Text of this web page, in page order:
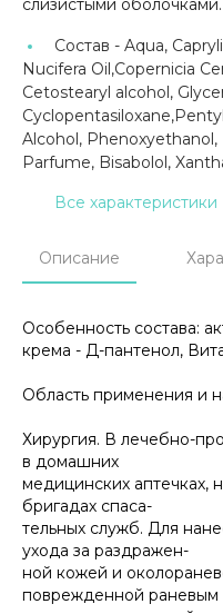
слизистыми оболочками.
Состав - Aqua,
Nucifera Oil,Copernicia
Сetostearyl alcohol,
Alcohol,
Parfume, Bisabolol,
Все характеристики
Описание
Особенность состава:
крема - Д-пантенол,
Область применения и
Хирургия. В лечебно-
в домашних
медицинских аптечках,
бригадах спаса-
тельных служб. Для
ухода за раздражен-
ной кожей и
поврежденной раневым